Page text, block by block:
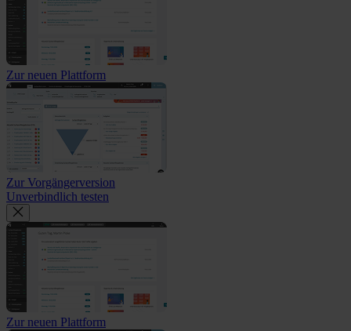
Zur neuen Plattform
Zur Vorgängerversion
Unverbindlich testen
Zur neuen Plattform